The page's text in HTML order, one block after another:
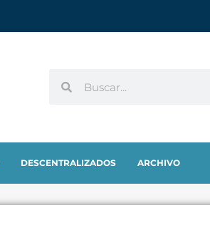
DESCENTRALIZADOS ARCHIVO